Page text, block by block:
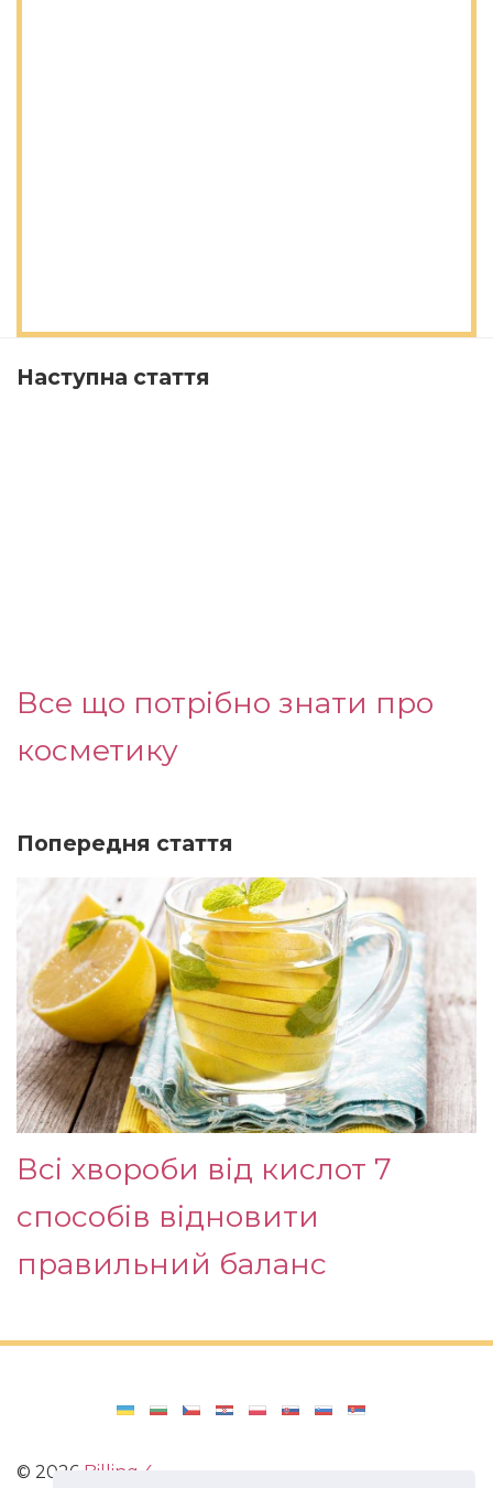
Наступна стаття
Все що потрібно знати про
косметику
Попередня стаття
Всі хвороби від кислот 7
способів відновити
правильний баланс
© 2026 Billing 4